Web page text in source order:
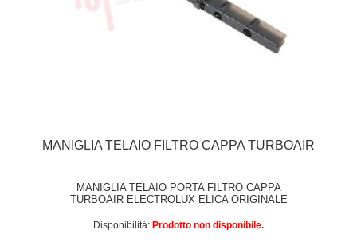
MANIGLIA TELAIO FILTRO CAPPA TURBOAIR
MANIGLIA TELAIO PORTA FILTRO CAPPA
TURBOAIR ELECTROLUX ELICA ORIGINALE
Disponibilità: Prodotto non disponibile.